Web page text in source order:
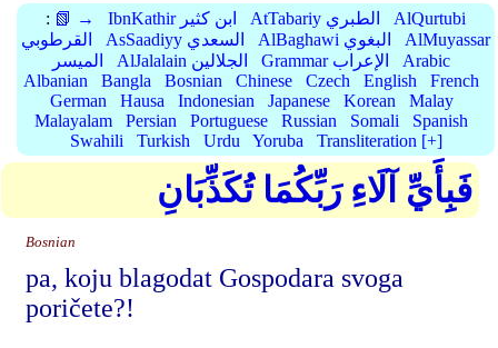
: 📗 → IbnKathir ابن كثير AtTabariy الطبري
AlQurtubi
القرطوبي
AsSaadiyy السعدي AlBaghawi البغوي
AlMuyassar
الميسر
AlJalalain الجلالين Grammar الإعراب
Arabic
Albanian
Bangla Bosnian Chinese Czech English
French
German
Hausa Indonesian Japanese Korean
Malay
Malayalam
Persian Portuguese Russian Somali
Spanish
Swahili
Turkish Urdu Yoruba Transliteration [+]
فَبِأَيِّ آلَاءِ رَبِّكُمَا تُكَذِّبَانِ
Bosnian
pa, koju blagodat Gospodara svoga
poričete?!